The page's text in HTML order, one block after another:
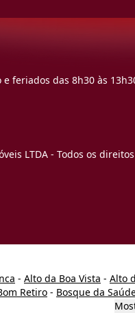
e feriados das 8h30 às
LTDA - Todos os
- Alto da Boa Vista - Alto
Retiro - Bosque da